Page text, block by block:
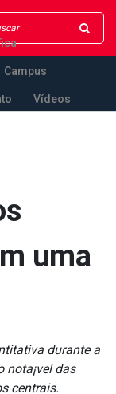
Campus
Vídeos
uma
durante a
nota¡vel das
centrais.